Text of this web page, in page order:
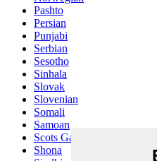
Pashto
Persian
Punjabi
Serbian
Sesotho
Sinhala
Slovak
Slovenian
Somali
Samoan
Scots Gaelic
Shona